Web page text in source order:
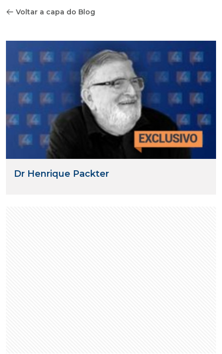
Voltar a capa do Blog
Dr Henrique Packter